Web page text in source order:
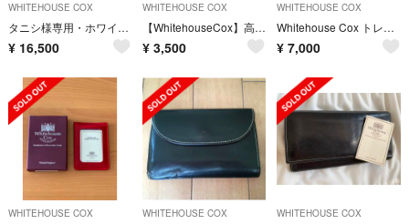
WHITEHOUSE COX
タニシ様専用・ホワイトハウスコックス ２つ折り 財布 メンズ
¥ 16,500
WHITEHOUSE COX
【WhitehouseCox】高級本革 長財布 メンテナンス済‼️
¥ 3,500
WHITEHOUSE COX
Whitehouse Cox トレインパスケース
¥ 7,000
WHITEHOUSE COX WHITEHOUSE COX WHITEHOUSE COX